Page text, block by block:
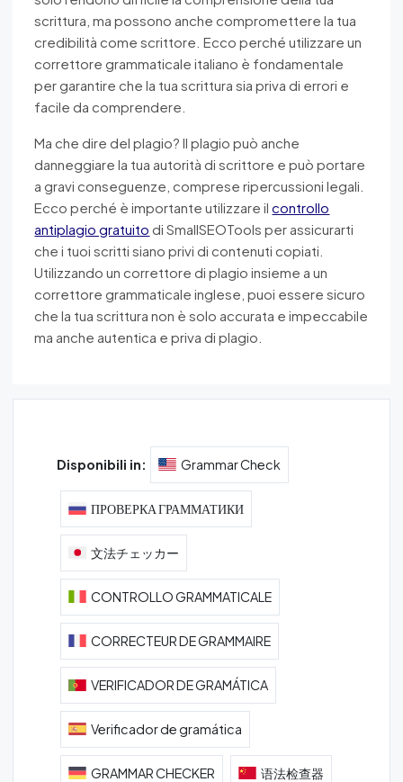
scrittura, ma possono anche compromettere la tua
credibilità come scrittore. Ecco perché utilizzare un
correttore grammaticale italiano è fondamentale
per garantire che la tua scrittura sia priva di errori e
facile da comprendere.
Ma che dire del plagio? Il plagio può anche
danneggiare la tua autorità di scrittore e può portare
a gravi conseguenze, comprese ripercussioni legali.
Ecco perché è importante utilizzare ilcontrollo
antiplagio gratuito di SmallSEOTools per assicurarti
che i tuoi scritti siano privi di contenuti copiati.
Utilizzando un correttore di plagio insieme a un
correttore grammaticale inglese, puoi essere sicuro
che la tua scrittura non è solo accurata e impeccabile
ma anche autentica e priva di plagio.
Disponibili in: Grammar Check
ПРОВЕРКА ГРАММАТИКИ
文法チェッカー
CONTROLLO GRAMMATICALE
CORRECTEUR DE GRAMMAIRE
VERIFICADOR DE GRAMÁTICA
Verificador de gramática
GRAMMAR CHECKER 语法检查器